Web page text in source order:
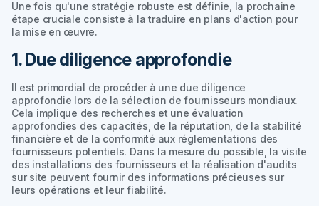
Une fois qu'une stratégie robuste est définie, la prochaine
étape cruciale consiste à la traduire en plans d'action pour
la mise en œuvre.
1. Due diligence approfondie
Il est primordial de procéder à une due diligence
approfondie lors de la sélection de fournisseurs mondiaux.
Cela implique des recherches et une évaluation
approfondies des capacités, de la réputation, de la stabilité
financière et de la conformité aux réglementations des
fournisseurs potentiels. Dans la mesure du possible, la visite
des installations des fournisseurs et la réalisation d'audits
sur site peuvent fournir des informations précieuses sur
leurs opérations et leur fiabilité.